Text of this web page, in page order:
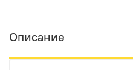
Описание